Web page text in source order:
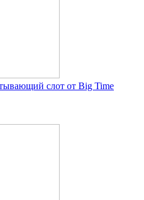
слот от Big Time